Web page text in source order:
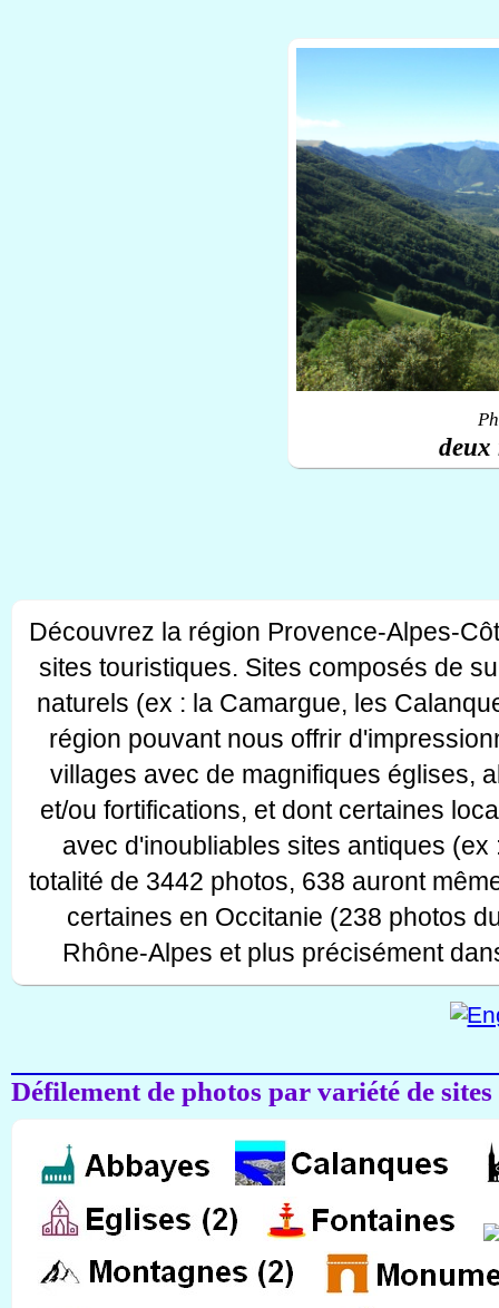
deux
Découvrez la région Provence-Alpes-
sites touristiques. Sites composés de
naturels (ex : la Camargue, les
région pouvant nous offrir
villages avec de magnifiques églises,
et/ou fortifications, et dont certaines
avec d'inoubliables sites antiques
totalité de 3442 photos, 638 auront
certaines en Occitanie (238 photos
Rhône-Alpes et plus précisément
Défilement de photos par variété de